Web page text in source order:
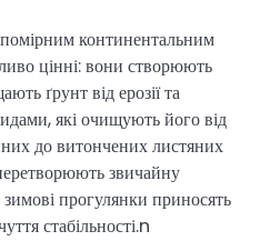
континентальним
цінні: вони створюють
ґрунт від ерозії та
які очищують його від
до витончених листяних
звичайну
прогулянки приносять
стабільності.n